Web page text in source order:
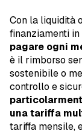
Con la liquidità
finanziamenti in
pagare ogni
è il rimborso
sostenibile o
controllo e
una tariffa
tariffa mensile,